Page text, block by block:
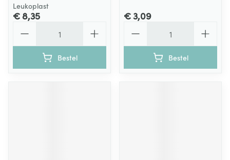
Leukoplast
€ 8,35
Bestel
€ 3,09
Bestel